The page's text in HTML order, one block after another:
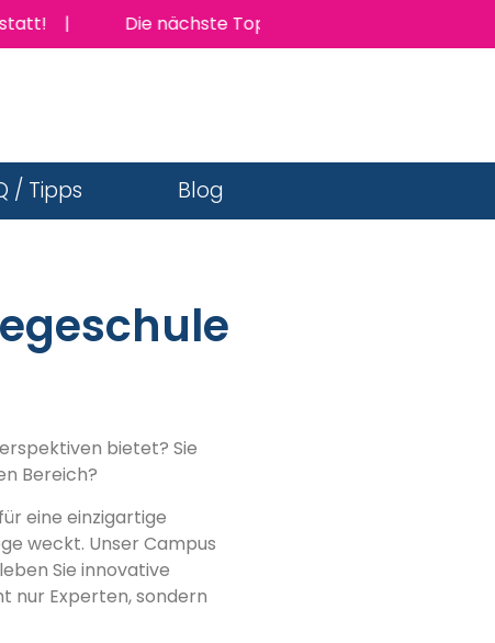
| Die nächste TopJob Messe findet am
/ Tipps Blog
bietet? Sie
Bereich?
eine einzigartige
weckt. Unser Campus
Sie innovative
nur Experten, sondern